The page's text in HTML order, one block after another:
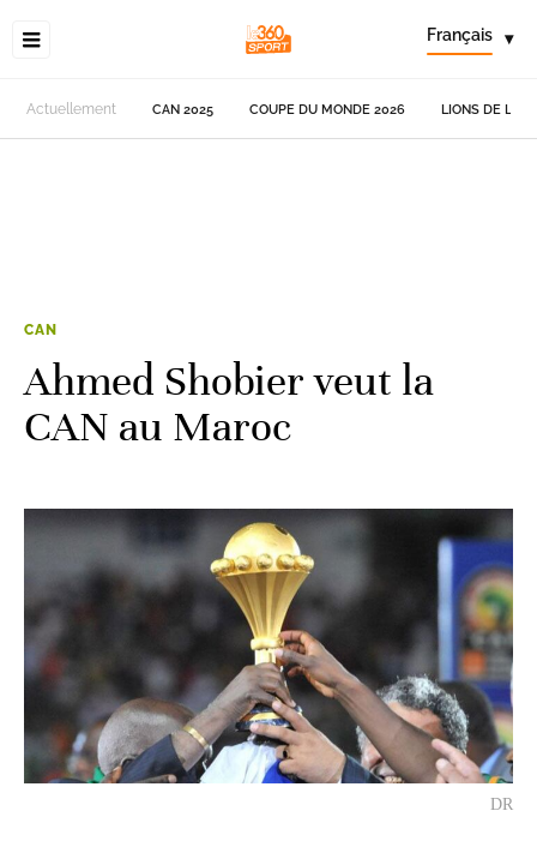
Français ▾
Actuellement CAN 2025 COUPE DU MONDE 2026 LIONS DE
CAN
Ahmed Shobier veut la
CAN au Maroc
DR